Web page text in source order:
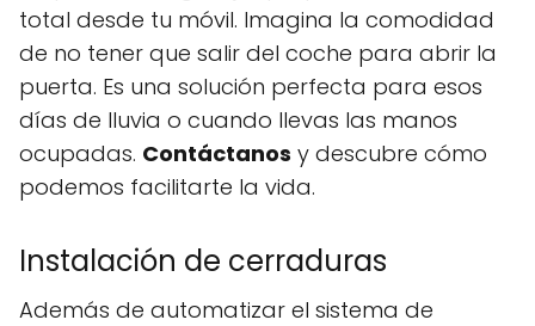
total desde tu móvil. Imagina la comodidad
de no tener que salir del coche para abrir la
puerta. Es una solución perfecta para esos
días de lluvia o cuando llevas las manos
ocupadas. Contáctanos y descubre cómo
podemos facilitarte la vida.
Instalación de cerraduras
Además de automatizar el sistema de